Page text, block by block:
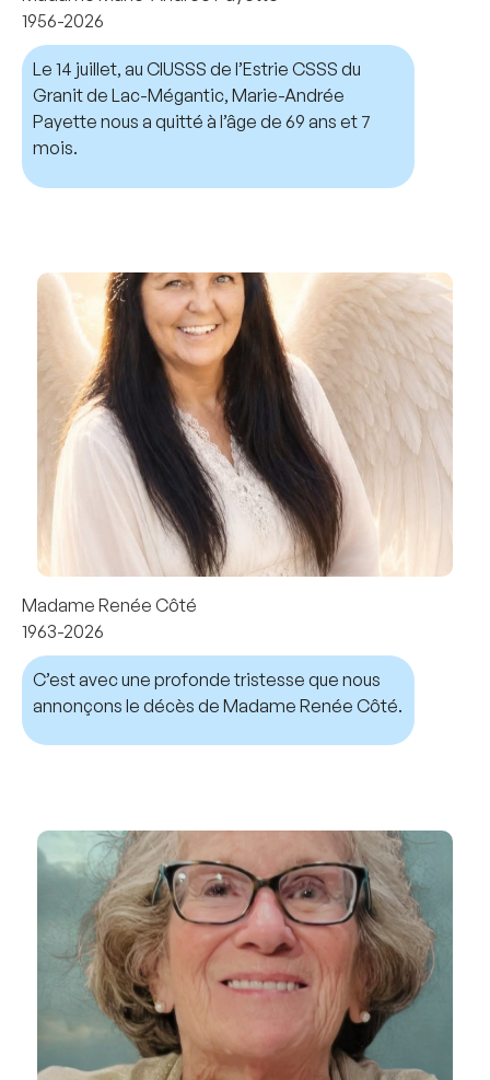
1956-2026
Le 14 juillet, au CIUSSS de l’Estrie CSSS du
Granit de Lac-Mégantic, Marie-Andrée
Payette nous a quitté à l’âge de 69 ans et 7
mois.
Madame Renée Côté
1963-2026
C’est avec une profonde tristesse que nous
annonçons le décès de Madame Renée Côté.